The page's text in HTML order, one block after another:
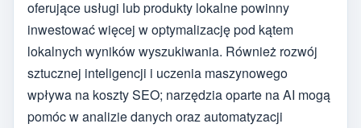
oferujące usługi lub produkty lokalne powinny
inwestować więcej w optymalizację pod kątem
lokalnych wyników wyszukiwania. Również rozwój
sztucznej inteligencji i uczenia maszynowego
wpływa na koszty SEO; narzędzia oparte na AI mogą
pomóc w analizie danych oraz automatyzacji